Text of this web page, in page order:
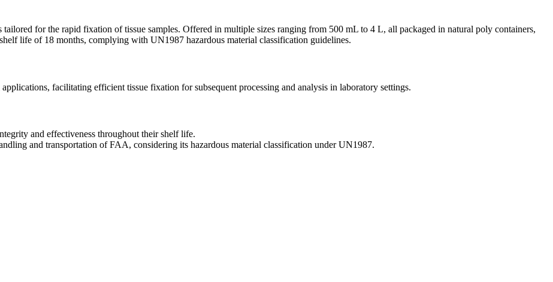
for the rapid fixation of tissue samples. Offered in multiple sizes ranging from 500 mL to 4 L, all packaged in natural poly containers,
life of 18 months, complying with UN1987 hazardous material classification guidelines.
facilitating efficient tissue fixation for subsequent processing and analysis in laboratory settings.
and effectiveness throughout their shelf life.
and transportation of FAA, considering its hazardous material classification under UN1987.